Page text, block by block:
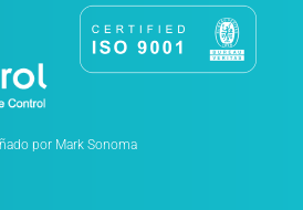
por Mark Sonoma